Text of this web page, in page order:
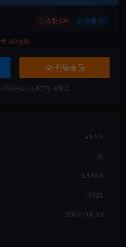
点赞 (0) 收藏 (0)
VIP免费
升级会员
系网站客服提交链接错误！
v1.4.8
无
0.56GB
17735
2024-09-23